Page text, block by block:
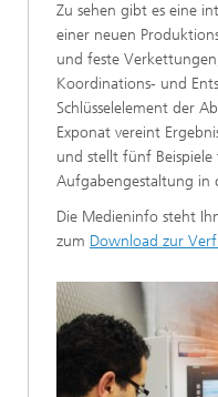
Zu sehen gibt es eine
einer neuen
und feste
Koordinations- und
Schlüsselelement der
Exponat vereint
und stellt fünf
Aufgabengestaltung in
Die Medieninfo steht
zum Download zur